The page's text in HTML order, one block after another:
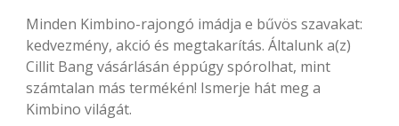
Minden Kimbino-rajongó imádja e bűvös szavakat:
kedvezmény, akció és megtakarítás. Általunk a(z)
Cillit Bang vásárlásán éppúgy spórolhat, mint
számtalan más termékén! Ismerje hát meg a
Kimbino világát.